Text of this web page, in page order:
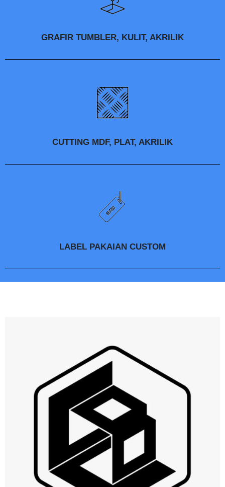
GRAFIR TUMBLER, KULIT, AKRILIK
CUTTING MDF, PLAT, AKRILIK
LABEL PAKAIAN CUSTOM